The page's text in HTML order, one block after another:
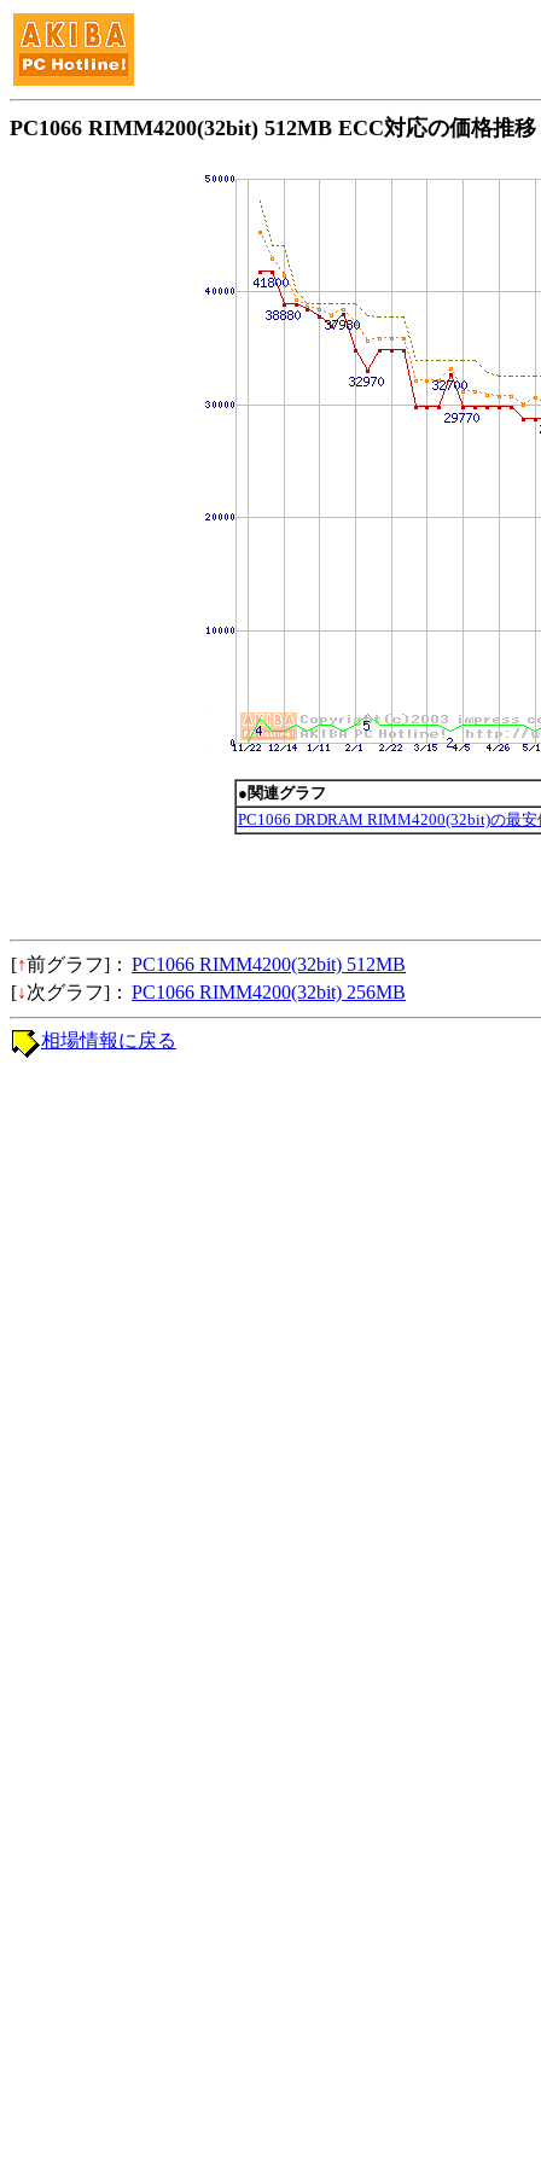
PC1066 RIMM4200(32bit) 512MB ECC対応の価格推移
●関連グラフ
PC1066 DRDRAM RIMM4200(32bit)の最安
[↑前グラフ]： PC1066 RIMM4200(32bit) 512MB
[↓次グラフ]： PC1066 RIMM4200(32bit) 256MB
相場情報に戻る